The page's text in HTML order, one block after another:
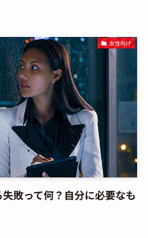
女性向け
敗って何？自分に必要なも